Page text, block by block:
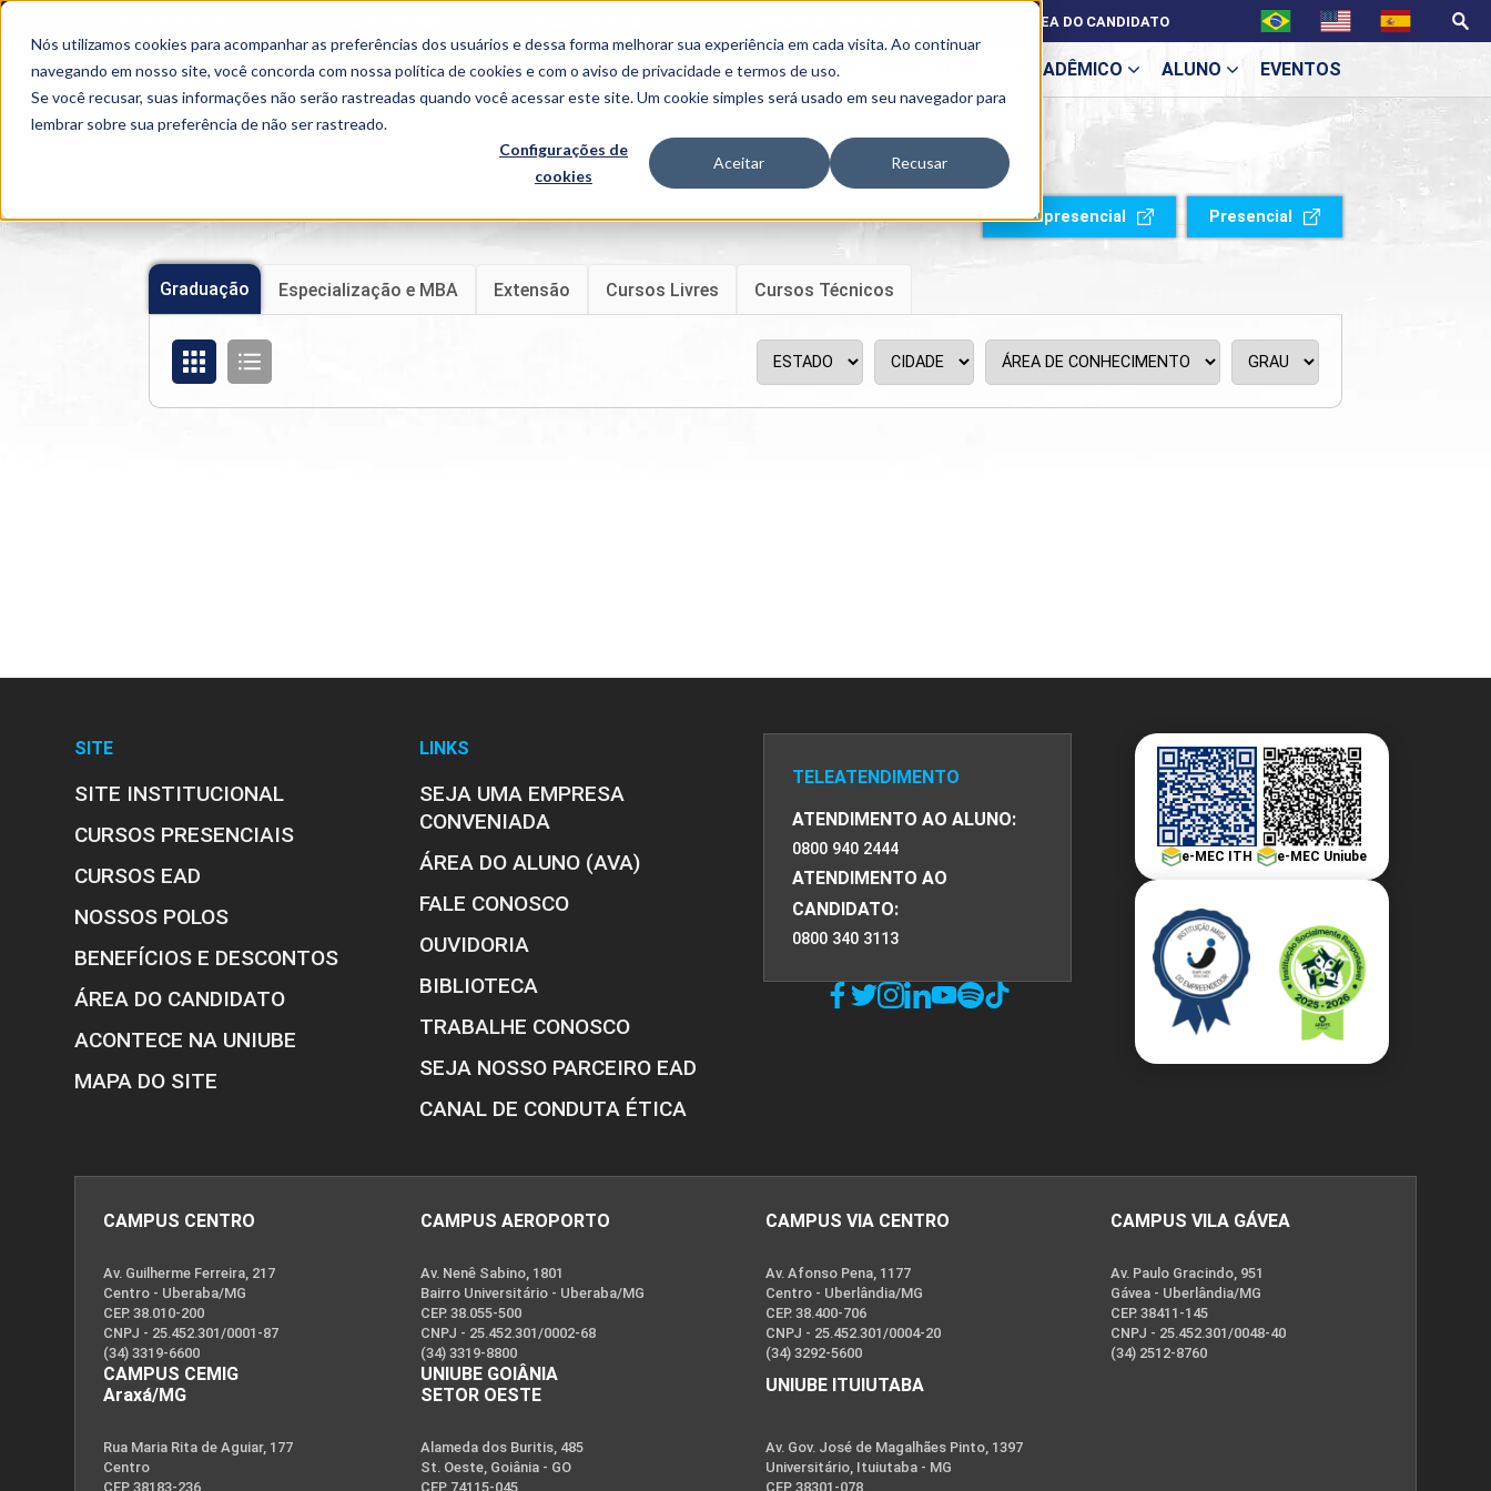
Nós utilizamos cookies para acompanhar as preferências dos usuários e dessa forma melhorar sua experiência em cada visita. Ao continuar
navegando em nosso site, você concorda com nossa política de cookies e com o aviso deprivacidade e termos de uso.
Se você recusar, suas informações não serão rastreadas quando você acessar este site. Um cookie simples será usado em seu navegador para
lembrar sobre sua preferência de não ser rastreado.
Configurações de
cookies
Aceitar Recusar
SEMIPRESENCIAL PRESENCIAL EAD BENEFÍCIOS ACADÊMICO
Acadêmicos
PIME
Pesquisa e
MPHU
ALUNO EVENTOS
ÁREA DO CANDIDATO
Semipresencial Presencial
Graduação Especialização e MBA Extensão Cursos Livres Cursos Técnicos
SITE
SITE INSTITUCIONAL
CURSOS PRESENCIAIS
CURSOS EAD
NOSSOS POLOS
BENEFÍCIOS E DESCONTOS
ÁREA DO CANDIDATO
ACONTECE NA UNIUBE
MAPA DO SITE
LINKS
SEJA UMA EMPRESA
CONVENIADA
ÁREA DO ALUNO (AVA)
FALE CONOSCO
OUVIDORIA
BIBLIOTECA
TRABALHE CONOSCO
SEJA NOSSO PARCEIRO EAD
CANAL DE CONDUTA ÉTICA
TELEATENDIMENTO
ATENDIMENTO AO ALUNO:
0800 940 2444
ATENDIMENTO AO
CANDIDATO:
0800 340 3113
e-MEC ITH e-MEC Uniube
CAMPUS CENTRO
Av. Guilherme Ferreira, 217
Centro - Uberaba/MG
CEP. 38.010-200
CNPJ - 25.452.301/0001-87
(34) 3319-6600
CAMPUS CEMIG
Araxá/MG
Rua Maria Rita de Aguiar, 177
Centro
CEP. 38183-236
CAMPUS AEROPORTO
Av. Nenê Sabino, 1801
Bairro Universitário - Uberaba/MG
CEP. 38.055-500
CNPJ - 25.452.301/0002-68
(34) 3319-8800
UNIUBE GOIÂNIA
SETOR OESTE
Alameda dos Buritis, 485
St. Oeste, Goiânia - GO
CEP. 74115-045
CAMPUS VIA CENTRO
Av. Afonso Pena, 1177
Centro - Uberlândia/MG
CEP. 38.400-706
CNPJ - 25.452.301/0004-20
(34) 3292-5600
UNIUBE ITUIUTABA
Av. Gov. José de Magalhães Pinto, 1397
Universitário, Ituiutaba - MG
CEP. 38301-078
CAMPUS VILA GÁVEA
Av. Paulo Gracindo, 951
Gávea - Uberlândia/MG
CEP. 38411-145
CNPJ - 25.452.301/0048-40
(34) 2512-8760